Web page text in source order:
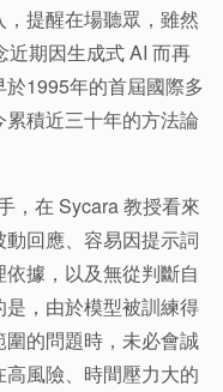
提醒在場聽眾，雖然
近期因生成式 AI 而再
1995年的首屆國際多
積近三十年的方法論
，在 Sycara 教授看來
回應、容易因提示詞
據，以及無從判斷自
，由於模型被訓練得
圍的問題時，未必會誠
風險、時間壓力大的